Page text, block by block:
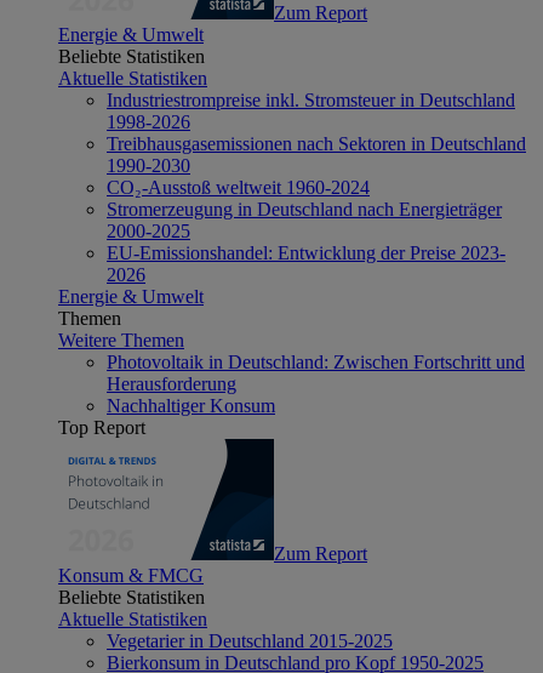
Zum Report
Energie & Umwelt
Beliebte Statistiken
Aktuelle Statistiken
Industriestrompreise inkl. Stromsteuer in Deutschland
1998-2026
Treibhausgasemissionen nach Sektoren in Deutschland
1990-2030
CO₂-Ausstoß weltweit 1960-2024
Stromerzeugung in Deutschland nach Energieträger
2000-2025
EU-Emissionshandel: Entwicklung der Preise 2023-
2026
Energie & Umwelt
Themen
Weitere Themen
Photovoltaik in Deutschland: Zwischen Fortschritt und
Herausforderung
Nachhaltiger Konsum
Top Report
Zum Report
Konsum & FMCG
Beliebte Statistiken
Aktuelle Statistiken
Vegetarier in Deutschland 2015-2025
Bierkonsum in Deutschland pro Kopf 1950-2025